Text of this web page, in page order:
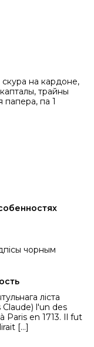
на кардоне,
капталы, трайны
папера, па 1
чорным
ліста
Claude) l'un des
Paris en 1713. Il fut
[…]